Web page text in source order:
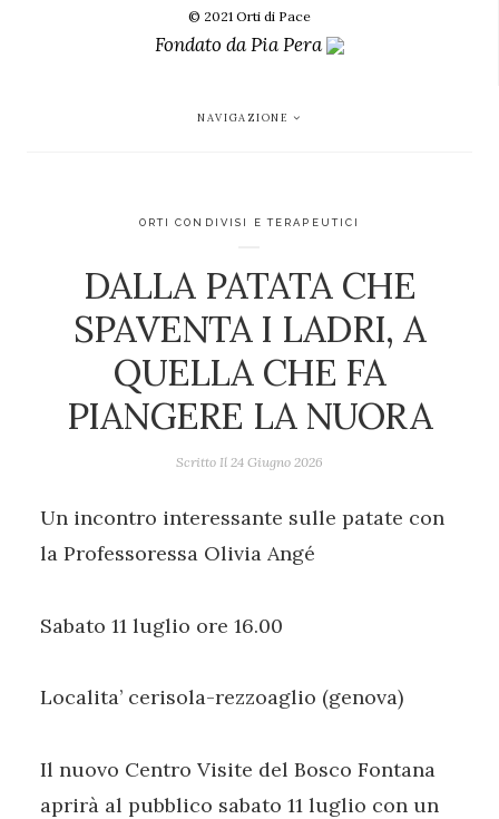
© 2021 Orti di Pace
Fondato daPia Pera
NAVIGAZIONE
ORTI CONDIVISI E TERAPEUTICI
DALLA PATATA CHE
SPAVENTA I LADRI, A
QUELLA CHE FA
PIANGERE LA NUORA
Scritto Il 24 Giugno 2026
Un incontro interessante sulle patate con
la Professoressa Olivia Angé
Sabato 11 luglio ore 16.00
Localita’ cerisola-rezzoaglio (genova)
Il nuovo Centro Visite del Bosco Fontana
aprirà al pubblico sabato 11 luglio con un